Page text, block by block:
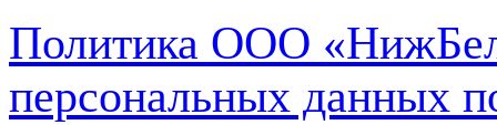
Политика ООО
персональных данных